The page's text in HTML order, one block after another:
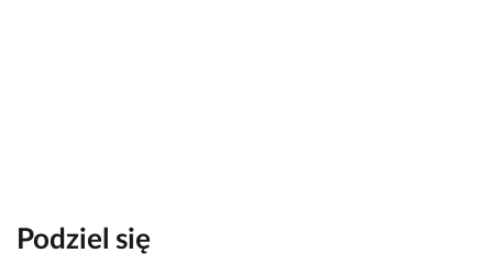
Podziel się